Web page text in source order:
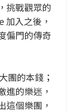
挑戰觀眾的
入之後，
偏門的傳奇
團的本錢；
進的樂迷，
這個樂團，